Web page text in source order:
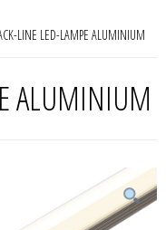
LINE LED-LAMPE ALUMINIUM
ALUMINIUM